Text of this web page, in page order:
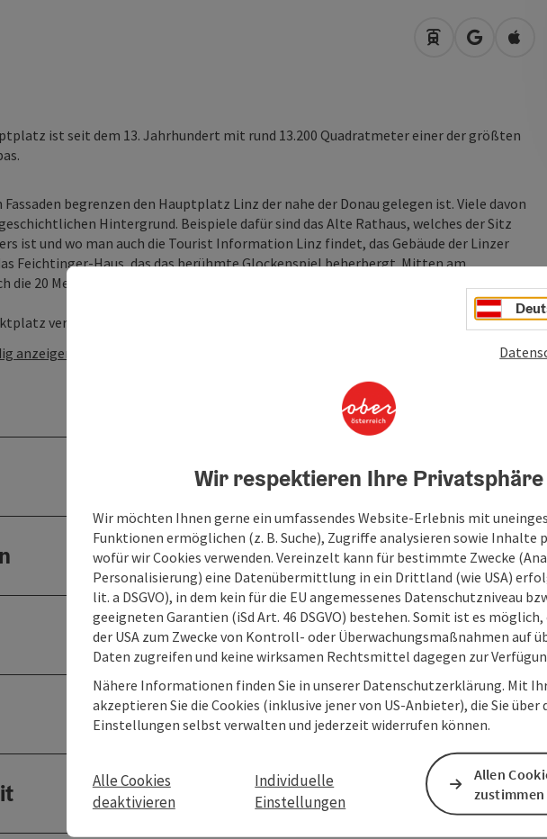
Anreise mit
in Google
in
ist seit dem 13. Jahrhundert mit rund 13.200 Quadratmeter einer der größten
begrenzen den Hauptplatz Linz der nahe der Donau gelegen ist. Viele davon
Hintergrund. Beispiele dafür sind das Alte Rathaus, welches der Sitz
ist und wo man auch die Tourist Information Linz findet, das Gebäude der Linzer
Feichtinger-Haus, das das berühmte Glockenspiel beherbergt. Mitten am
die 20 Meter hohe Dreifaltigkeitssäule.
verhalf der Stadt schon bald zu ihrem wirtschaftlichen Aufschwung. Auch ...
anzeigen
Wir respektieren Ihre Privatsphäre
Wir möchten Ihnen gerne ein umfassendes Website-Erlebnis mit
Funktionen ermöglichen (z. B. Suche), Zugriffe analysieren sowie Inhalte
wofür wir Cookies verwenden. Vereinzelt kann für bestimmte Zwecke
Personalisierung) eine Datenübermittlung in ein Drittland (wie USA)
lit. a DSGVO), in dem kein für die EU angemessenes Datenschutzniveau
geeigneten Garantien (iSd Art. 46 DSGVO) bestehen. Somit ist es möglich,
der USA zum Zwecke von Kontroll- oder Überwachungsmaßnahmen auf
Daten zugreifen und keine wirksamen Rechtsmittel dagegen zur
Nähere Informationen finden Sie in unserer Datenschutzerklärung. Mit
akzeptieren Sie die Cookies (inklusive jener von US-Anbieter), die Sie über
Einstellungen selbst verwalten und jederzeit widerrufen können.
Alle Cookies
deaktivieren
Individuelle
Einstellungen
Allen
zustimmen